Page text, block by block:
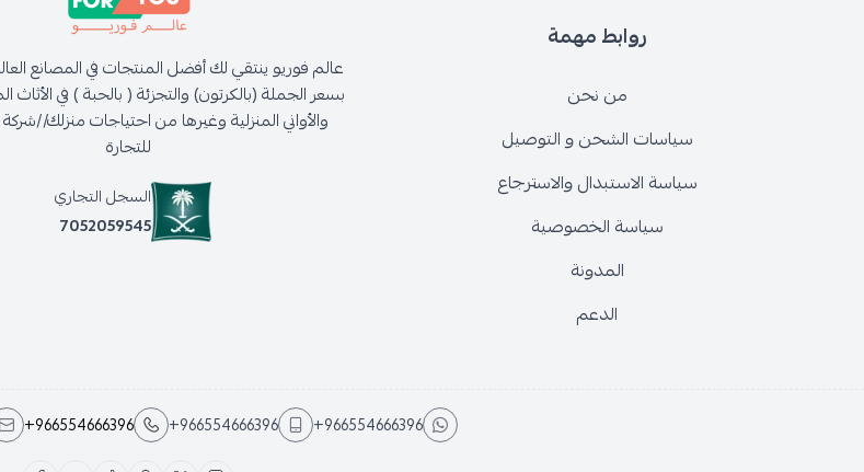
روابط مهمة
من نحن
سياسات الشحن و التوصيل
سياسة الاستبدال والاسترجاع
سياسة الخصوصية
المدونة
الدعم
عالم فوريو ينتقي لك أفضل المنتجات في المصانع
بسعر الجملة (بالكرتون) والتجزئة ( بالحبة ) في الأثاث
والأواني المنزلية وغيرها من احتياجات منزلك//
للتجارة
السجل التجاري
7052059545
+966554666396
+966554666396
+966554666396